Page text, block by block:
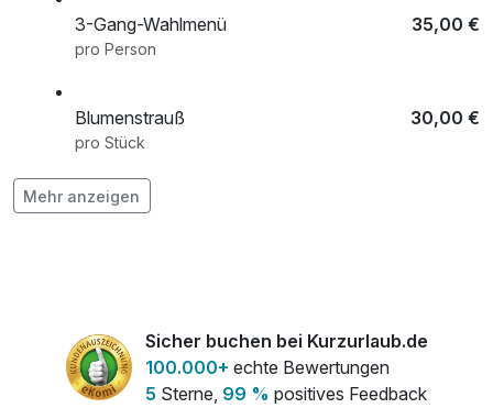
3-Gang-Wahlmenü 35,00 €
pro Person
Blumenstrauß 30,00 €
pro Stück
Flasche Prosecco
Obstteller 19,00 €
Mehr anzeigen
Sicher buchen bei Kurzurlaub.de
100.000+ echte Bewertungen
5 Sterne, 99 % positives Feedback